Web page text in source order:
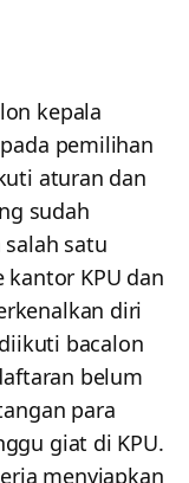
kepala
pemilihan
aturan dan
sudah
satu
kantor KPU dan
diri
bacalon
belum
para
giat di KPU.
menyiapkan